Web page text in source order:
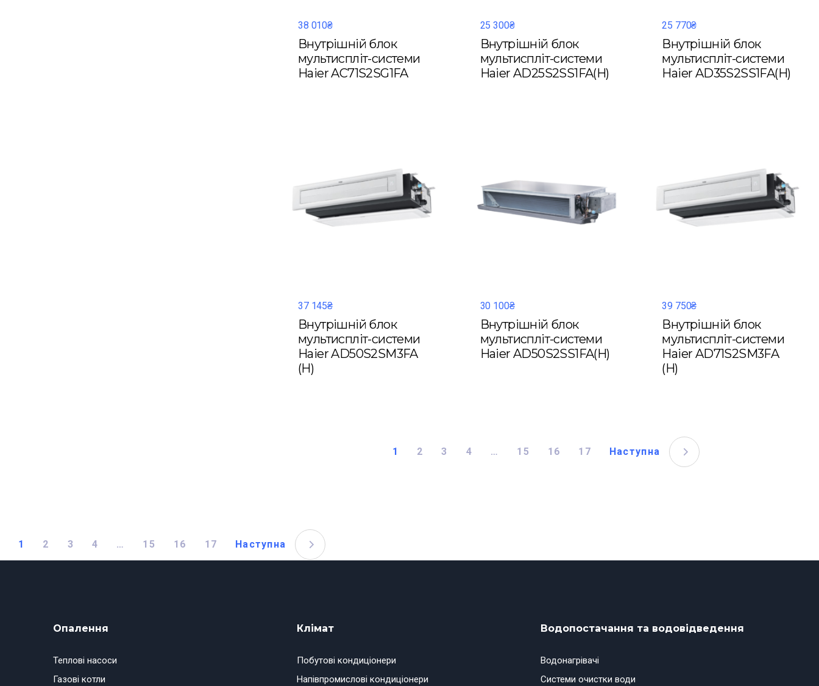
38 010₴
Внутрішній блок
мультиспліт-системи
Haier AC71S2SG1FA
25 300₴
Внутрішній блок
мультиспліт-системи
Haier AD25S2SS1FA(H)
25 770₴
Внутрішній блок
мультиспліт-системи
Haier AD35S2SS1FA(H)
37 145₴
Внутрішній блок
мультиспліт-системи
Haier AD50S2SM3FA
(H)
30 100₴
Внутрішній блок
мультиспліт-системи
Haier AD50S2SS1FA(H)
39 750₴
Внутрішній блок
мультиспліт-системи
Haier AD71S2SM3FA
(H)
1 2 3 4 … 15 16 17 Наступна
1 2 3 4 … 15 16 17 Наступна
Опалення
Теплові насоси
Газові котли
Клімат
Побутові кондиціонери
Напівпромислові кондиціонери
Водопостачання та водовідведення
Водонагрівачі
Системи очистки води